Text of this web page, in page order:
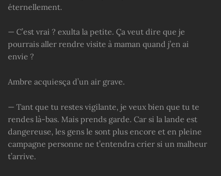
éternellement.
— C’est vrai ? exulta la petite. Ça veut dire que je
pourrais aller rendre visite à maman quand j’en ai
envie ?
Ambre acquiesça d’un air grave.
— Tant que tu restes vigilante, je veux bien que tu te
rendes là-bas. Mais prends garde. Car si la lande est
dangereuse, les gens le sont plus encore et en pleine
campagne personne ne t’entendra crier si un malheur
t’arrive.